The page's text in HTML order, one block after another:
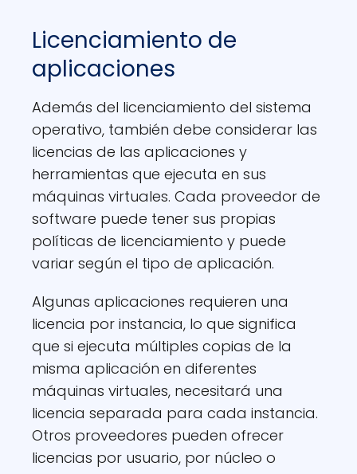
Licenciamiento de
aplicaciones
Además del licenciamiento del sistema
operativo, también debe considerar las
licencias de las aplicaciones y
herramientas que ejecuta en sus
máquinas virtuales. Cada proveedor de
software puede tener sus propias
políticas de licenciamiento y puede
variar según el tipo de aplicación.
Algunas aplicaciones requieren una
licencia por instancia, lo que significa
que si ejecuta múltiples copias de la
misma aplicación en diferentes
máquinas virtuales, necesitará una
licencia separada para cada instancia.
Otros proveedores pueden ofrecer
licencias por usuario, por núcleo o